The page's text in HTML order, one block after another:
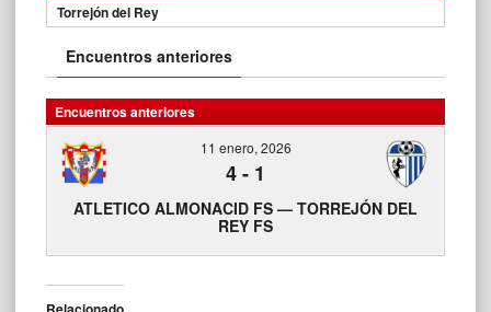
Torrejón del Rey
Encuentros anteriores
Encuentros anteriores
11 enero, 2026
4- 1
ATLETICO ALMONACID FS — TORREJÓN DEL
REY FS